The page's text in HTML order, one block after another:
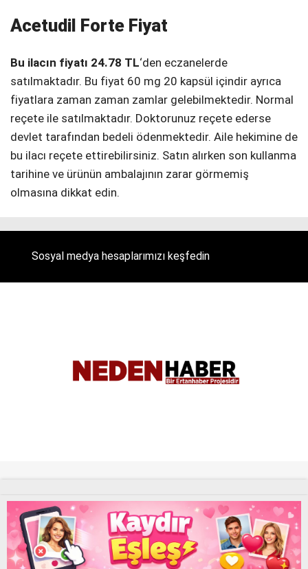
Acetudil Forte Fiyat
Bu ilacın fiyatı 24.78 TL‘den eczanelerde
satılmaktadır. Bu fiyat 60 mg 20 kapsül içindir ayrıca
fiyatlara zaman zaman zamlar gelebilmektedir. Normal
reçete ile satılmaktadır. Doktorunuz reçete ederse
devlet tarafından bedeli ödenmektedir. Aile hekimine de
bu ilacı reçete ettirebilirsiniz. Satın alırken son kullanma
tarihine ve ürünün ambalajının zarar görmemiş
olmasına dikkat edin.
Sosyal medya hesaplarımızı keşfedin